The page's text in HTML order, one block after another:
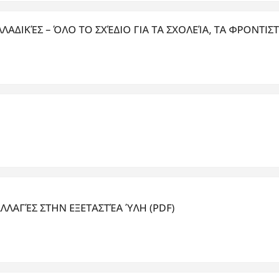
– ΌΛΟ ΤΟ ΣΧΈΔΙΟ ΓΙΑ ΤΑ ΣΧΟΛΕΊΑ, ΤΑ
ΣΤΗΝ ΕΞΕΤΑΣΤΈΑ ΎΛΗ (PDF)